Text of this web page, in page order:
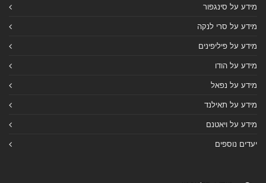
מידע על סינגפור
מידע על סרי לנקה
מידע על פיליפינים
מידע על הודו
מידע על נפאל
מידע על תאילנד
מידע על ויאטנם
יעדים נוספים